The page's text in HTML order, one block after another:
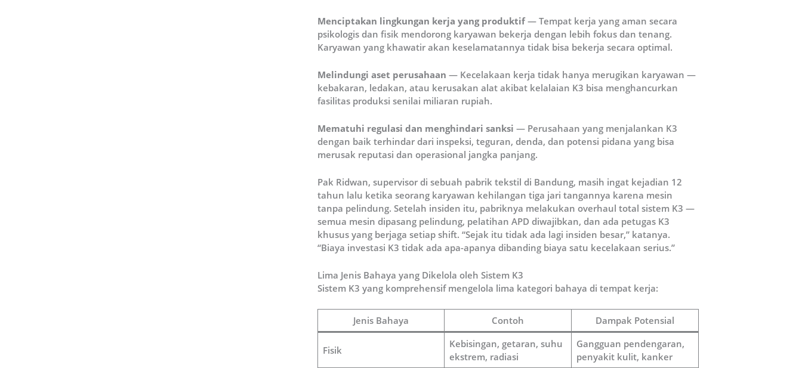
Menciptakan lingkungan kerja yang produktif— Tempat kerja yang aman secara
psikologis dan fisik mendorong karyawan bekerja dengan lebih fokus dan tenang.
Karyawan yang khawatir akan keselamatannya tidak bisa bekerja secara optimal.
Melindungi aset perusahaan — Kecelakaan kerja tidak hanya merugikan karyawan —
kebakaran, ledakan, atau kerusakan alat akibat kelalaian K3 bisa menghancurkan
fasilitas produksi senilai miliaran rupiah.
Mematuhi regulasi dan menghindari sanksi — Perusahaan yang menjalankan K3
dengan baik terhindar dari inspeksi, teguran, denda, dan potensi pidana yang bisa
merusak reputasi dan operasional jangka panjang.
Pak Ridwan, supervisor di sebuah pabrik tekstil di Bandung, masih ingat kejadian 12
tahun lalu ketika seorang karyawan kehilangan tiga jari tangannya karena mesin
tanpa pelindung. Setelah insiden itu, pabriknya melakukan overhaul total sistem K3 —
semua mesin dipasang pelindung, pelatihan APD diwajibkan, dan ada petugas K3
khusus yang berjaga setiap shift. “Sejak itu tidak ada lagi insiden besar,” katanya.
“Biaya investasi K3 tidak ada apa-apanya dibanding biaya satu kecelakaan serius.”
Lima Jenis Bahaya yang Dikelola oleh Sistem K3
Sistem K3 yang komprehensif mengelola lima kategori bahaya di tempat kerja:
Jenis Bahaya Contoh Dampak Potensial
Fisik
Kebisingan, getaran, suhu
ekstrem, radiasi
Gangguan pendengaran,
penyakit kulit, kanker